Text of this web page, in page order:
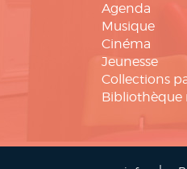
Agenda
Musique
Cinéma
Jeunesse
Collections
Bibliothèque